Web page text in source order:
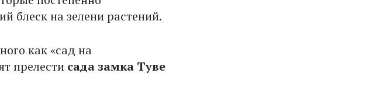
блеск на зелени растений.
как «сад на
прелести сада замка Туве